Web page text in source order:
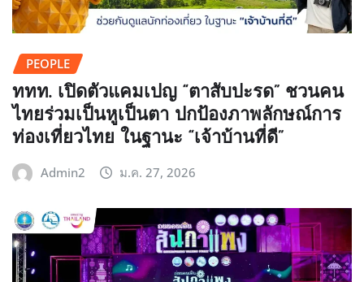
PEOPLE
ททท. เปิดตัวแคมเปญ “ตาสับปะรด” ชวนคน
ไทยร่วมเป็นหูเป็นตา ปกป้องภาพลักษณ์การ
ท่องเที่ยวไทย ในฐานะ “เจ้าบ้านที่ดี”
Admin2 ม.ค. 27, 2026